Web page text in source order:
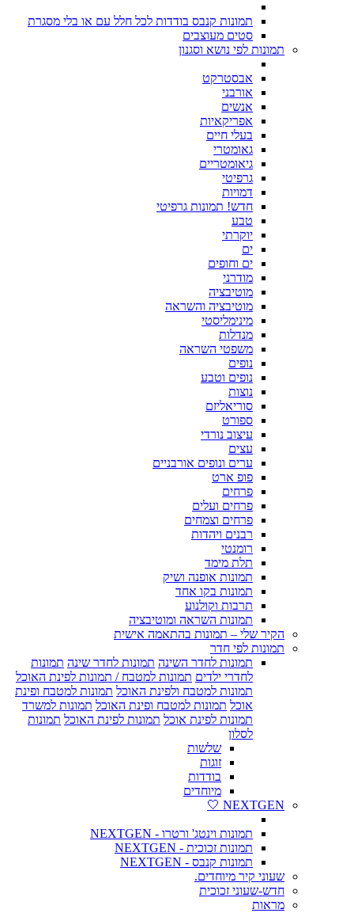
תמונות קנבס בודדות לכל חלל עם או בלי מסגרת
סטים מעוצבים
תמונות לפי נושא וסגנון
אבסטרקט
אורבני
אנשים
אפריקאיות
בעלי חיים
גאומטרי
גיאומטריים
גרפיטי
דמויות
חדש! תמונות גרפיטי
טבע
יוקרתי
ים
ים וחופים
מודרני
מוטיבציה
מוטיבציה והשראה
מינימליסטי
מנדלות
משפטי השראה
נופים
נופים וטבע
נוצות
סוריאליזם
ספורט
עיצוב נורדי
עצים
ערים ונופים אורבניים
פופ ארט
פרחים
פרחים ועלים
פרחים וצמחים
רבנים ויהדות
רומנטי
תלת מימד
תמונות אופנה ושיק
תמונות בקו אחד
תרבות וקולנוע
תמונות השראה ומוטיבציה
הקיר שלי – תמונות בהתאמה אישית
תמונות לפי חדר
תמונות לחדר השינה תמונות לחדר שינה תמונות
לחדרי ילדים תמונות למטבח / תמונות לפינת האוכל
תמונות למטבח ולפינת האוכל תמונות למטבח ופינת
אוכל תמונות למטבח ופינת האוכל תמונות למשרד
תמונות לפינת אוכל תמונות לפינת האוכל תמונות
לסלון
שלשות
זוגות
בודדות
מיוחדים
NEXTGEN 🤍
תמונות וינטג' ורטרו - NEXTGEN
תמונות זכוכית - NEXTGEN
תמונות קנבס - NEXTGEN
שעוני קיר מיוחדים.
חדש-שעוני זכוכית
מראות